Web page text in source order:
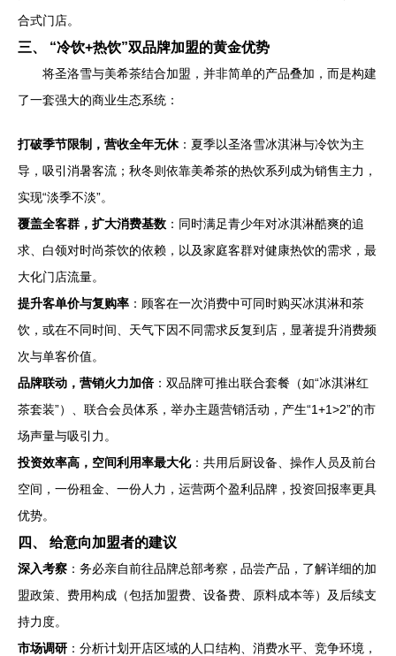
合式门店。
三、 “冷饮+热饮”双品牌加盟的黄金优势
将圣洛雪与美希茶结合加盟，并非简单的产品叠加，而是构建
了一套强大的商业生态系统：
打破季节限制，营收全年无休：夏季以圣洛雪冰淇淋与冷饮为主
导，吸引消暑客流；秋冬则依靠美希茶的热饮系列成为销售主力，
实现“淡季不淡”。
覆盖全客群，扩大消费基数 ：同时满足青少年对冰淇淋酷爽的追
求、白领对时尚茶饮的依赖，以及家庭客群对健康热饮的需求，最
大化门店流量。
提升客单价与复购率 ：顾客在一次消费中可同时购买冰淇淋和茶
饮，或在不同时间、天气下因不同需求反复到店，显著提升消费频
次与单客价值。
品牌联动，营销火力加倍：双品牌可推出联合套餐（如“冰淇淋红
茶套装”）、联合会员体系，举办主题营销活动，产生“1+1>2”的市
场声量与吸引力。
投资效率高，空间利用率最大化：共用后厨设备、操作人员及前台
空间，一份租金、一份人力，运营两个盈利品牌，投资回报率更具
优势。
四、 给意向加盟者的建议
深入考察 ：务必亲自前往品牌总部考察，品尝产品，了解详细的加
盟政策、费用构成（包括加盟费、设备费、原料成本等）及后续支
持力度。
市场调研 ：分析计划开店区域的人口结构、消费水平、竞争环境，